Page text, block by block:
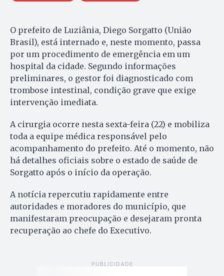
O prefeito de Luziânia, Diego Sorgatto (União
Brasil), está internado e, neste momento, passa
por um procedimento de emergência em um
hospital da cidade. Segundo informações
preliminares, o gestor foi diagnosticado com
trombose intestinal, condição grave que exige
intervenção imediata.
A cirurgia ocorre nesta sexta-feira (22) e mobiliza
toda a equipe médica responsável pelo
acompanhamento do prefeito. Até o momento, não
há detalhes oficiais sobre o estado de saúde de
Sorgatto após o início da operação.
A notícia repercutiu rapidamente entre
autoridades e moradores do município, que
manifestaram preocupação e desejaram pronta
recuperação ao chefe do Executivo.